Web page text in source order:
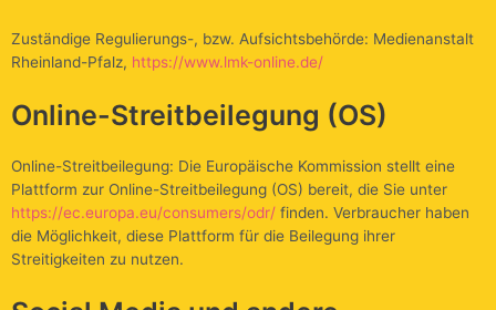
Zuständige Regulierungs-, bzw. Aufsichtsbehörde: Medienanstalt
Rheinland-Pfalz, https://www.lmk-online.de/
Online-Streitbeilegung (OS)
Online-Streitbeilegung: Die Europäische Kommission stellt eine
Plattform zur Online-Streitbeilegung (OS) bereit, die Sie unter
https://ec.europa.eu/consumers/odr/ finden. Verbraucher haben
die Möglichkeit, diese Plattform für die Beilegung ihrer
Streitigkeiten zu nutzen.